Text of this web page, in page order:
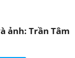
ảnh: Trần Tâm